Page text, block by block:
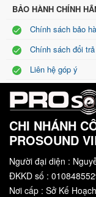
Mặtsaucủa cục đẩy
quan đến đầu nối và
nối đầu vào và đầu
nghiệp,đảm bảo âm
định.
Ngoài ra với thiết kế
tính ổn định cao, kết
khiển tốc độ tự động,
BẢO HÀNH CHÍNH
Chính sách bảo
Chính sách đổi
Liên hệ góp ý
CHI NHÁNH
PROSOUND
Người đại diện :
ĐKKD số :
Nơi cấp : Sở Kế